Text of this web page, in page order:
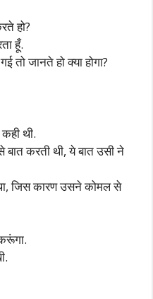
हो?
हूँ.
जानते हो क्या होगा?
थी.
करती थी, ये बात उसी ने
जिस कारण उसने कोमल से